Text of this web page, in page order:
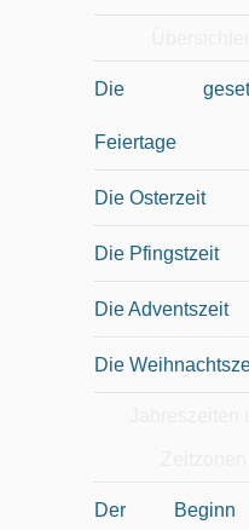
Die
Feiertage
Die Osterzeit
Die Pfingstzeit
Die Adventszeit
Die
Der